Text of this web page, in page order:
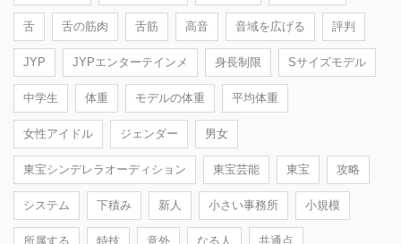
舌 舌の筋肉 舌筋 高音 音域を広げる 評判
JYP JYPエンターテインメ 身長制限 Sサイズモデル
中学生 体重 モデルの体重 平均体重
女性アイドル ジェンダー 男女
東宝シンデレラオーディション 東宝芸能 東宝 攻略
システム 下積み 新人 小さい事務所 小規模
所属する 特技 意外 なる人 共通点